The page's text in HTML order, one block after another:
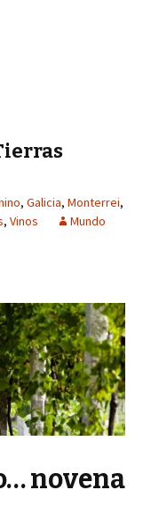
, Galicia, Monterrei,
, Vinos
Mundo
novena